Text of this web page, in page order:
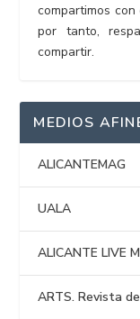
compartimos con
por tanto,
compartir.
MEDIOS
ALICANTEMAG
UALA
ALICANTE LIVE
ARTS. Revista